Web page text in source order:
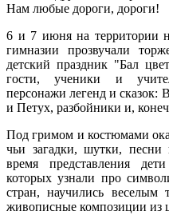
Нам любые дороги, дороги!
6 и 7 июня на территории
гимназии прозвучали
детский праздник "Бал
гости, ученики и
персонажи легенд и сказок:
и Петух, разбойники и,
Под гримом и костюмами
чьи загадки, шутки, песни
время представления
которых узнали про
стран, научились веселым
живописные композиции из